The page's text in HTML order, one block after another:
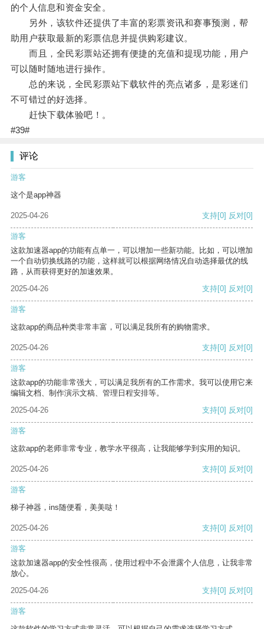
的个人信息和资金安全。
另外，该软件还提供了丰富的彩票资讯和赛事预测，帮
助用户获取最新的彩票信息并提供购彩建议。
而且，全民彩票站还拥有便捷的充值和提现功能，用户
可以随时随地进行操作。
总的来说，全民彩票站下载软件的亮点诸多，是彩迷们
不可错过的好选择。
赶快下载体验吧！。
#39#
评论
游客
这个是app神器
2025-04-26 支持[0] 反对[0]
游客
这款加速器app的功能有点单一，可以增加一些新功能。比如，可以增加
一个自动切换线路的功能，这样就可以根据网络情况自动选择最优的线
路，从而获得更好的加速效果。
2025-04-26
支持[0] 反对[0]
游客
这款app的商品种类非常丰富，可以满足我所有的购物需求。
2025-04-26 支持[0] 反对[0]
游客
这款app的功能非常强大，可以满足我所有的工作需求。我可以使用它来
编辑文档、制作演示文稿、管理日程安排等。
2025-04-26
支持[0] 反对[0]
游客
这款app的老师非常专业，教学水平很高，让我能够学到实用的知识。
2025-04-26 支持[0] 反对[0]
游客
梯子神器，ins随便看，美美哒！
2025-04-26 支持[0] 反对[0]
游客
这款加速器app的安全性很高，使用过程中不会泄露个人信息，让我非常
放心。
2025-04-26
支持[0] 反对[0]
游客